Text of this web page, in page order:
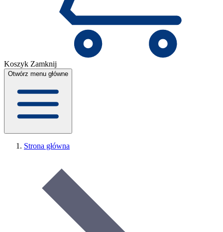
Koszyk Zamknij
Otwórz menu główne
Strona główna